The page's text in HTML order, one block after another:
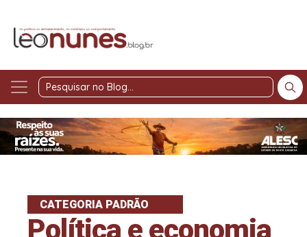
Pesquisar
Blog
CATEGORIA PADRÃO
Política e economia